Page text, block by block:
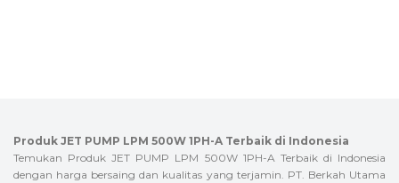
Produk JET PUMP LPM 500W 1PH-A Terbaik di Indonesia
Temukan Produk JET PUMP LPM 500W 1PH-A Terbaik di Indonesia
dengan harga bersaing dan kualitas yang terjamin. PT. Berkah Utama